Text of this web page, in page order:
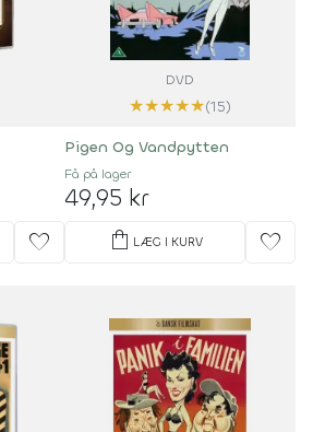
favorite
DVD
★★★★★(15)
Pigen Og Vandpytten
Få på lager
49,95 kr
shopping_bag LÆG I KURV favorite